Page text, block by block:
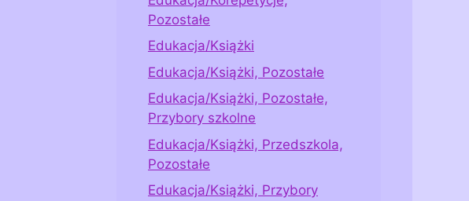
Pozostałe
Edukacja/Książki
Edukacja/Książki, Pozostałe
Edukacja/Książki, Pozostałe,
Przybory szkolne
Edukacja/Książki, Przedszkola,
Pozostałe
Edukacja/Książki, Przybory